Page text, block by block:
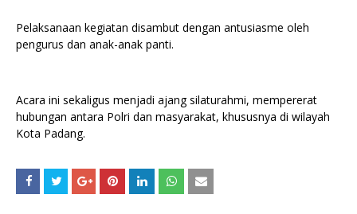
Pelaksanaan kegiatan disambut dengan antusiasme oleh
pengurus dan anak-anak panti.
Acara ini sekaligus menjadi ajang silaturahmi, mempererat
hubungan antara Polri dan masyarakat, khususnya di wilayah
Kota Padang.